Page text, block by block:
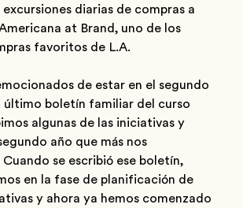
diarias de compras a
at Brand, uno de los
favoritos de L.A.
de estar en el segundo
último boletín familiar del curso
algunas de las iniciativas y
año que más nos
Cuando se escribió ese boletín,
en la fase de planificación de
y ahora ya hemos comenzado